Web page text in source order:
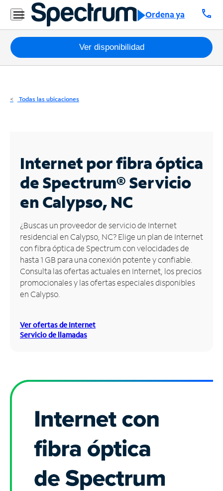
Ordena ya call
Residencial
Business
Paquetes
Internet
Business
Contáctanos
Inglés
Administrar
cuenta
Encuentra
una
tienda
Ver disponibilidad
Todas las ubicaciones
Internet por fibra óptica
de Spectrum®Servicio
en Calypso, NC
¿Buscas un proveedor de servicio de Internet
residencial en Calypso, NC? Elige un plan de Internet
con fibra óptica de Spectrum con velocidades de
hasta 1 GB para una conexión potente y confiable.
Consulta las ofertas actuales en Internet, los precios
promocionales y las ofertas especiales disponibles
en Calypso.
Ver ofertas de Internet
Servicio de llamadas